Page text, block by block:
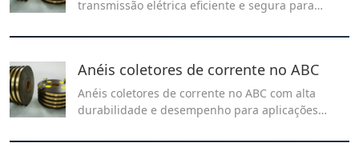
transmissão elétrica eficiente e segura para
desempenho para aplicações industriais.
Anéis coletores de corrente no ABC
Anéis coletores de corrente no ABC com alta
durabilidade e desempenho para aplicações
e encontre a solução ideal para sua empresa!